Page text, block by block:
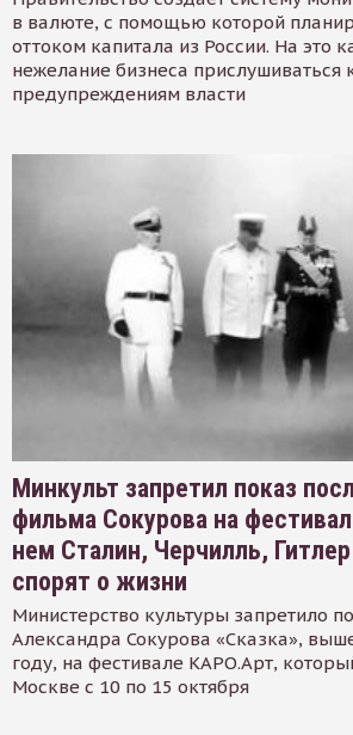
в валюте, с помощью которой
оттоком капитала из России. На это
нежелание бизнеса прислушиваться
предупреждениям власти
Минкульт запретил показ
фильма Сокурова на
нем Сталин, Черчилль,
спорят о жизни
Министерство культуры запретило
Александра Сокурова «Сказка»,
году, на фестивале КАРО.Арт,
Москве с 10 по 15 октября